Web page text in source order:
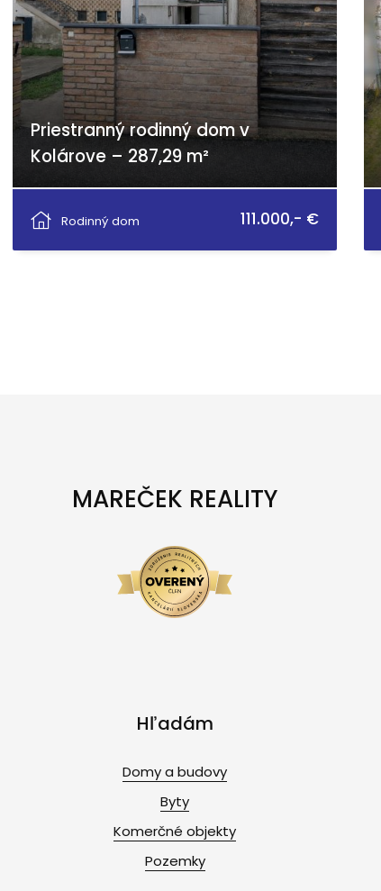
Priestranný rodinný dom v
Kolárove – 287,29 m²
Rodinný dom
111.000,- €
MAREČEK REALITY
Hľadám
Domy a budovy
Byty
Komerčné objekty
Pozemky